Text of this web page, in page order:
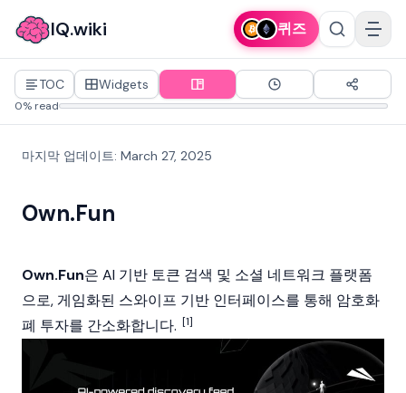
IQ.wiki 퀴즈
TOC Widgets
0% read
마지막 업데이트: March 27, 2025
Own.Fun
Own.Fun은 AI 기반 토큰 검색 및 소셜 네트워크 플랫폼
으로, 게임화된 스와이프 기반 인터페이스를 통해 암호화
폐 투자를 간소화합니다. [1]